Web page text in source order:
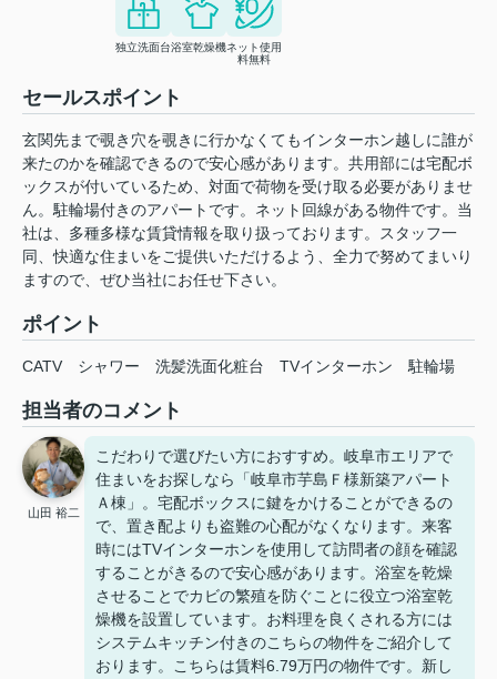
独立洗面台浴室乾燥機ネット使用
料無料
セールスポイント
玄関先まで覗き穴を覗きに行かなくてもインターホン越しに誰が
来たのかを確認できるので安心感があります。共用部には宅配ボ
ックスが付いているため、対面で荷物を受け取る必要がありませ
ん。駐輪場付きのアパートです。ネット回線がある物件です。当
社は、多種多様な賃貸情報を取り扱っております。スタッフ一
同、快適な住まいをご提供いただけるよう、全力で努めてまいり
ますので、ぜひ当社にお任せ下さい。
ポイント
CATV シャワー 洗髪洗面化粧台 TVインターホン 駐輪場
担当者のコメント
山田 裕二
こだわりで選びたい方におすすめ。岐阜市エリアで
住まいをお探しなら「岐阜市芋島Ｆ様新築アパート
Ａ棟」。宅配ボックスに鍵をかけることができるの
で、置き配よりも盗難の心配がなくなります。来客
時にはTVインターホンを使用して訪問者の顔を確認
することがきるので安心感があります。浴室を乾燥
させることでカビの繁殖を防ぐことに役立つ浴室乾
燥機を設置しています。お料理を良くされる方には
システムキッチン付きのこちらの物件をご紹介して
おります。こちらは賃料6.79万円の物件です。新し